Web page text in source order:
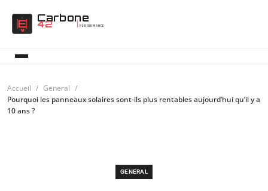
Carbone
42 PERFORMANCE
Accueil
General
Pourquoi les panneaux solaires sont-ils plus rentables aujourd’hui qu’il y a
10 ans ?
GENERAL